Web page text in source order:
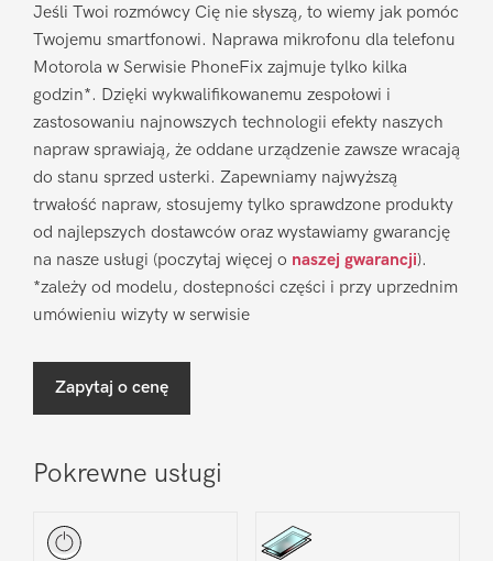
Jeśli Twoi rozmówcy Cię nie słyszą, to wiemy jak pomóc
Twojemu smartfonowi. Naprawa mikrofonu dla telefonu
Motorola w Serwisie PhoneFix zajmuje tylko kilka
godzin*. Dzięki wykwalifikowanemu zespołowi i
zastosowaniu najnowszych technologii efekty naszych
napraw sprawiają, że oddane urządzenie zawsze wracają
do stanu sprzed usterki. Zapewniamy najwyższą
trwałość napraw, stosujemy tylko sprawdzone produkty
od najlepszych dostawców oraz wystawiamy gwarancję
na nasze usługi (poczytaj więcej o naszej gwarancji).
*zależy od modelu, dostepności części i przy uprzednim
umówieniu wizyty w serwisie
Zapytaj o cenę
Pokrewne usługi